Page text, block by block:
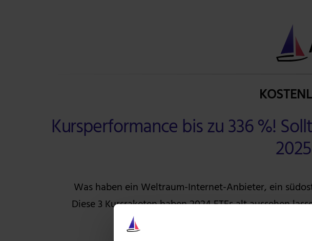
Kursperformance bis zu 336 %!
Was haben ein Weltraum-Internet-Anbieter, ein
Diese 3 Kursraketen haben 2024 ETFs alt aussehen